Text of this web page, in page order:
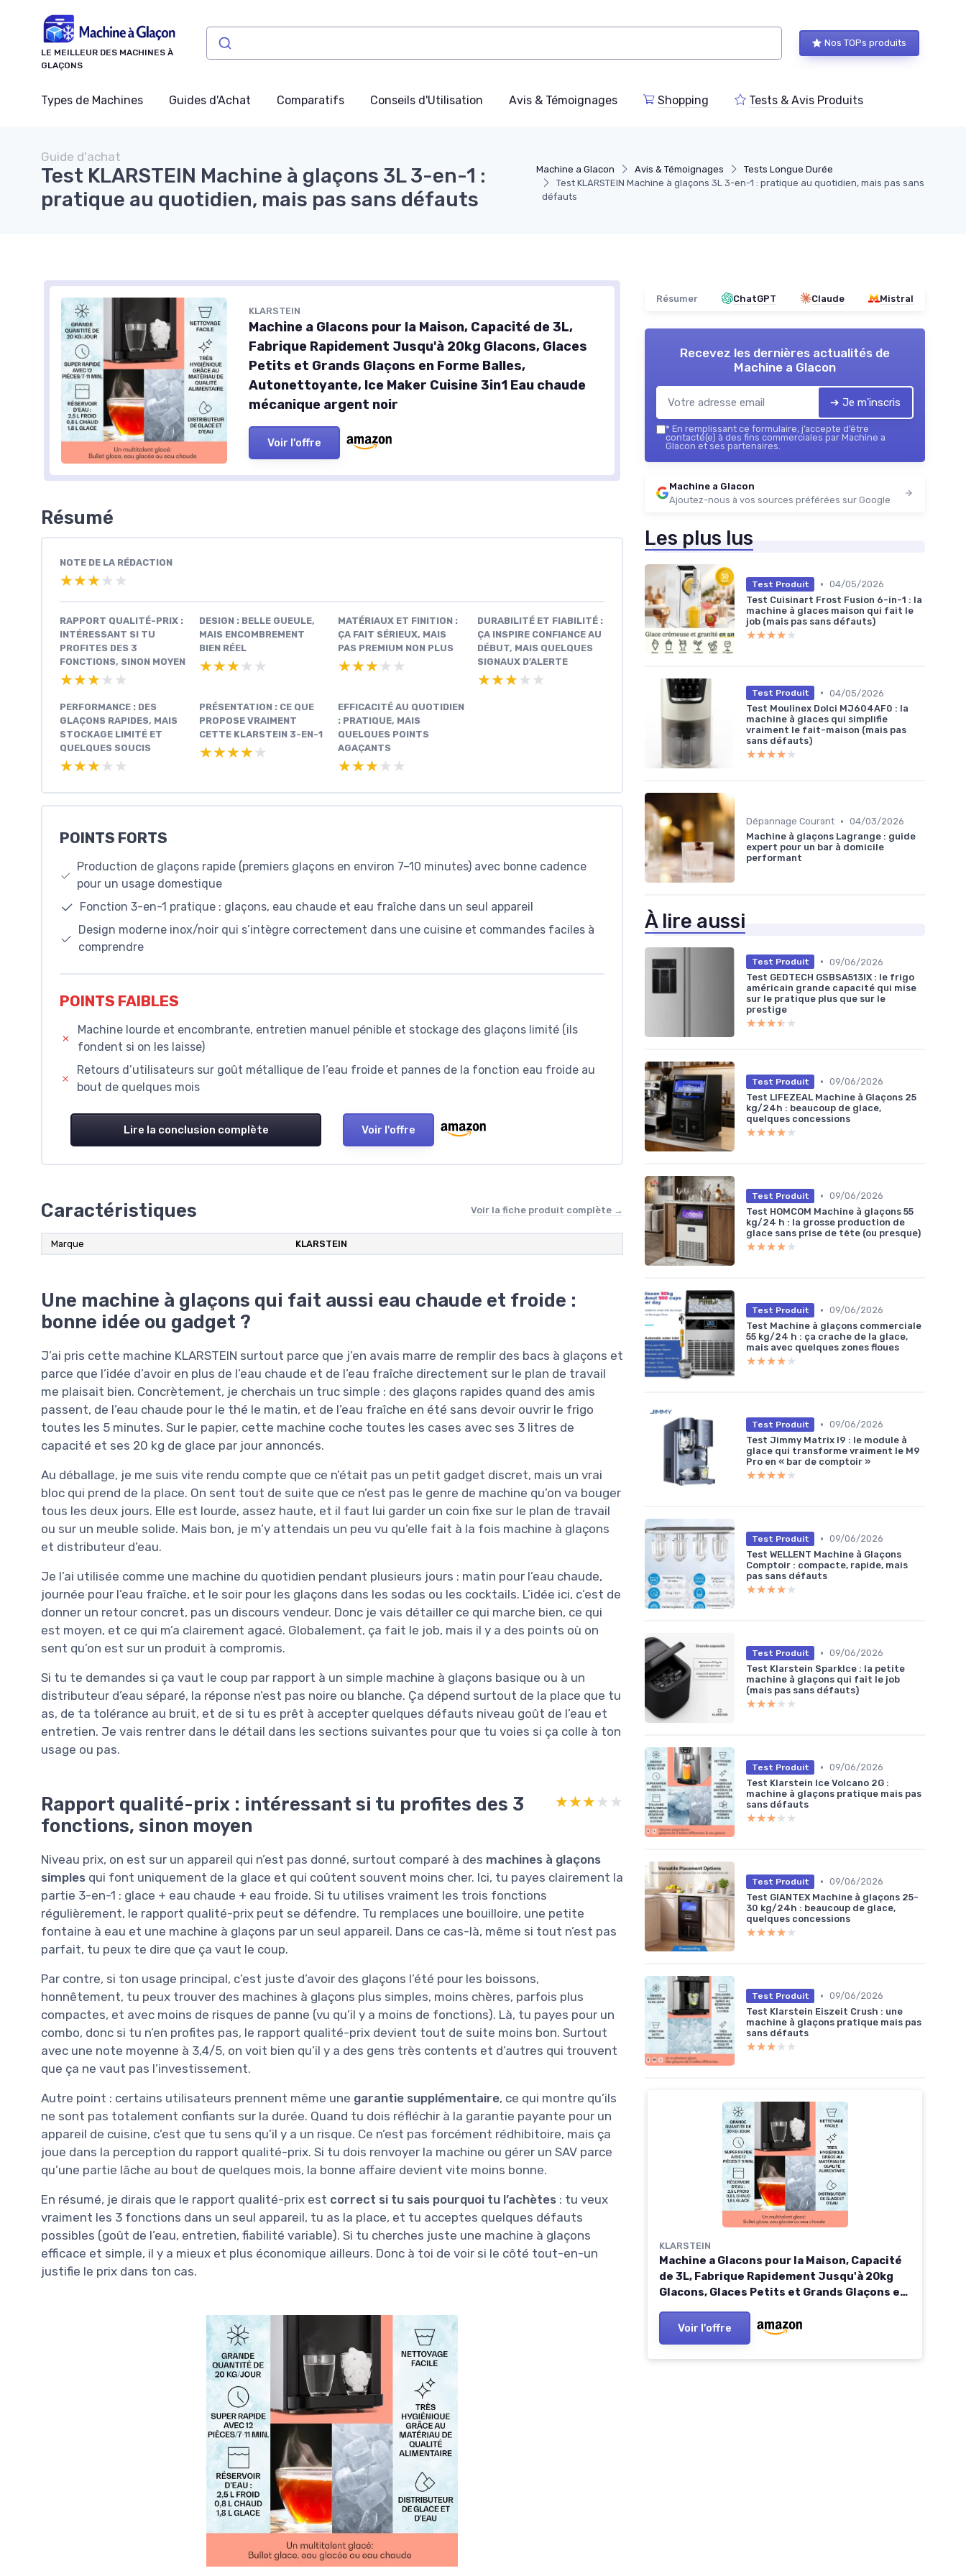
LE MEILLEUR DES MACHINES À
GLAÇONS
Nos TOPs produits
Types de Machines Guides d'Achat Comparatifs Conseils d'Utilisation Avis & Témoignages Shopping Tests & Avis Produits
Machine a Glacon Avis & Témoignages
Tests Longue Durée
Test KLARSTEIN Machine à glaçons 3L 3-en-1 : pratique au quotidien, mais pas sans
défauts
Guide d'achat
Test KLARSTEIN Machine à glaçons 3L 3-en-1 :
pratique au quotidien, mais pas sans défauts
KLARSTEIN
Machine a Glacons pour la Maison, Capacité de 3L,
Fabrique Rapidement Jusqu'à 20kg Glacons, Glaces
Petits et Grands Glaçons en Forme Balles,
Autonettoyante, Ice Maker Cuisine 3in1 Eau chaude
mécanique argent noir
Voir l'offre
Résumé
NOTE DE LA RÉDACTION
★★★★★
★★★★★
RAPPORT QUALITÉ-PRIX :
INTÉRESSANT SI TU
PROFITES DES 3
FONCTIONS, SINON MOYEN
★★★★★
★★★★★
DESIGN : BELLE GUEULE,
MAIS ENCOMBREMENT
BIEN RÉEL
★★★★★
★★★★★
MATÉRIAUX ET FINITION :
ÇA FAIT SÉRIEUX, MAIS
PAS PREMIUM NON PLUS
★★★★★
★★★★★
DURABILITÉ ET FIABILITÉ :
ÇA INSPIRE CONFIANCE AU
DÉBUT, MAIS QUELQUES
SIGNAUX D’ALERTE
★★★★★
★★★★★
PERFORMANCE : DES
GLAÇONS RAPIDES, MAIS
STOCKAGE LIMITÉ ET
QUELQUES SOUCIS
★★★★★
★★★★★
PRÉSENTATION : CE QUE
PROPOSE VRAIMENT
CETTE KLARSTEIN 3-EN-1
★★★★★
★★★★★
EFFICACITÉ AU QUOTIDIEN
: PRATIQUE, MAIS
QUELQUES POINTS
AGAÇANTS
★★★★★
★★★★★
POINTS FORTS
Production de glaçons rapide (premiers glaçons en environ 7–10 minutes) avec bonne cadence
pour un usage domestique
Fonction 3-en-1 pratique : glaçons, eau chaude et eau fraîche dans un seul appareil
Design moderne inox/noir qui s’intègre correctement dans une cuisine et commandes faciles à
comprendre
POINTS FAIBLES
Machine lourde et encombrante, entretien manuel pénible et stockage des glaçons limité (ils
fondent si on les laisse)
Retours d’utilisateurs sur goût métallique de l’eau froide et pannes de la fonction eau froide au
bout de quelques mois
Lire la conclusion complète Voir l'offre
Caractéristiques Voir la fiche produit complète →
Marque KLARSTEIN
Une machine à glaçons qui fait aussi eau chaude et froide :
bonne idée ou gadget ?
J’ai pris cette machine KLARSTEIN surtout parce que j’en avais marre de remplir des bacs à glaçons et
parce que l’idée d’avoir en plus de l’eau chaude et de l’eau fraîche directement sur le plan de travail
me plaisait bien. Concrètement, je cherchais un truc simple : des glaçons rapides quand des amis
passent, de l’eau chaude pour le thé le matin, et de l’eau fraîche en été sans devoir ouvrir le frigo
toutes les 5 minutes. Sur le papier, cette machine coche toutes les cases avec ses 3 litres de
capacité et ses 20 kg de glace par jour annoncés.
Au déballage, je me suis vite rendu compte que ce n’était pas un petit gadget discret, mais un vrai
bloc qui prend de la place. On sent tout de suite que ce n’est pas le genre de machine qu’on va bouger
tous les deux jours. Elle est lourde, assez haute, et il faut lui garder un coin fixe sur le plan de travail
ou sur un meuble solide. Mais bon, je m’y attendais un peu vu qu’elle fait à la fois machine à glaçons
et distributeur d’eau.
Je l’ai utilisée comme une machine du quotidien pendant plusieurs jours : matin pour l’eau chaude,
journée pour l’eau fraîche, et le soir pour les glaçons dans les sodas ou les cocktails. L’idée ici, c’est de
donner un retour concret, pas un discours vendeur. Donc je vais détailler ce qui marche bien, ce qui
est moyen, et ce qui m’a clairement agacé. Globalement, ça fait le job, mais il y a des points où on
sent qu’on est sur un produit à compromis.
Si tu te demandes si ça vaut le coup par rapport à un simple machine à glaçons basique ou à un
distributeur d’eau séparé, la réponse n’est pas noire ou blanche. Ça dépend surtout de la place que tu
as, de ta tolérance au bruit, et de si tu es prêt à accepter quelques défauts niveau goût de l’eau et
entretien. Je vais rentrer dans le détail dans les sections suivantes pour que tu voies si ça colle à ton
usage ou pas.
Rapport qualité-prix : intéressant si tu profites des 3
fonctions, sinon moyen
★★★★★
★★★★★
Niveau prix, on est sur un appareil qui n’est pas donné, surtout comparé à des machines à glaçons
simples qui font uniquement de la glace et qui coûtent souvent moins cher. Ici, tu payes clairement la
partie 3-en-1 : glace + eau chaude + eau froide. Si tu utilises vraiment les trois fonctions
régulièrement, le rapport qualité-prix peut se défendre. Tu remplaces une bouilloire, une petite
fontaine à eau et une machine à glaçons par un seul appareil. Dans ce cas-là, même si tout n’est pas
parfait, tu peux te dire que ça vaut le coup.
Par contre, si ton usage principal, c’est juste d’avoir des glaçons l’été pour les boissons,
honnêtement, tu peux trouver des machines à glaçons plus simples, moins chères, parfois plus
compactes, et avec moins de risques de panne (vu qu’il y a moins de fonctions). Là, tu payes pour un
combo, donc si tu n’en profites pas, le rapport qualité-prix devient tout de suite moins bon. Surtout
avec une note moyenne à 3,4/5, on voit bien qu’il y a des gens très contents et d’autres qui trouvent
que ça ne vaut pas l’investissement.
Autre point : certains utilisateurs prennent même une garantie supplémentaire, ce qui montre qu’ils
ne sont pas totalement confiants sur la durée. Quand tu dois réfléchir à la garantie payante pour un
appareil de cuisine, c’est que tu sens qu’il y a un risque. Ce n’est pas forcément rédhibitoire, mais ça
joue dans la perception du rapport qualité-prix. Si tu dois renvoyer la machine ou gérer un SAV parce
qu’une partie lâche au bout de quelques mois, la bonne affaire devient vite moins bonne.
En résumé, je dirais que le rapport qualité-prix est correct si tu sais pourquoi tu l’achètes : tu veux
vraiment les 3 fonctions dans un seul appareil, tu as la place, et tu acceptes quelques défauts
possibles (goût de l’eau, entretien, fiabilité variable). Si tu cherches juste une machine à glaçons
efficace et simple, il y a mieux et plus économique ailleurs. Donc à toi de voir si le côté tout-en-un
justifie le prix dans ton cas.
Résumer ChatGPT Claude Mistral
Recevez les dernières actualités de
Machine a Glacon
➔ Je m'inscris
* En remplissant ce formulaire, j’accepte d’être
contacté(e) à des fins commerciales par Machine a
Glacon et ses partenaires.
Machine a Glacon
Ajoutez-nous à vos sources préférées sur Google
Les plus lus
Test Produit • 04/05/2026
Test Cuisinart Frost Fusion 6-in-1 : la
machine à glaces maison qui fait le
job (mais pas sans défauts)
★★★★★
★★★★★
Test Produit • 04/05/2026
Test Moulinex Dolci MJ604AF0 : la
machine à glaces qui simplifie
vraiment le fait-maison (mais pas
sans défauts)
★★★★★
★★★★★
Dépannage Courant • 04/03/2026
Machine à glaçons Lagrange : guide
expert pour un bar à domicile
performant
À lire aussi
Test Produit • 09/06/2026
Test GEDTECH GSBSA513IX : le frigo
américain grande capacité qui mise
sur le pratique plus que sur le
prestige
★★★★★
★★★★★
Test Produit • 09/06/2026
Test LIFEZEAL Machine à Glaçons 25
kg/24h : beaucoup de glace,
quelques concessions
★★★★★
★★★★★
Test Produit • 09/06/2026
Test HOMCOM Machine à glaçons 55
kg/24 h : la grosse production de
glace sans prise de tête (ou presque)
★★★★★
★★★★★
Test Produit • 09/06/2026
Test Machine à glaçons commerciale
55 kg/24 h : ça crache de la glace,
mais avec quelques zones floues
★★★★★
★★★★★
Test Produit • 09/06/2026
Test Jimmy Matrix I9 : le module à
glace qui transforme vraiment le M9
Pro en « bar de comptoir »
★★★★★
★★★★★
Test Produit • 09/06/2026
Test WELLENT Machine à Glaçons
Comptoir : compacte, rapide, mais
pas sans défauts
★★★★★
★★★★★
Test Produit • 09/06/2026
Test Klarstein SparkIce : la petite
machine à glaçons qui fait le job
(mais pas sans défauts)
★★★★★
★★★★★
Test Produit • 09/06/2026
Test Klarstein Ice Volcano 2G :
machine à glaçons pratique mais pas
sans défauts
★★★★★
★★★★★
Test Produit • 09/06/2026
Test GIANTEX Machine à glaçons 25-
30 kg/24h : beaucoup de glace,
quelques concessions
★★★★★
★★★★★
Test Produit • 09/06/2026
Test Klarstein Eiszeit Crush : une
machine à glaçons pratique mais pas
sans défauts
★★★★★
★★★★★
KLARSTEIN
Machine a Glacons pour la Maison, Capacité
de 3L, Fabrique Rapidement Jusqu'à 20kg
Glacons, Glaces Petits et Grands Glaçons en
Cuisine 3in1 Eau chaude mécanique argent
noir
Voir l'offre